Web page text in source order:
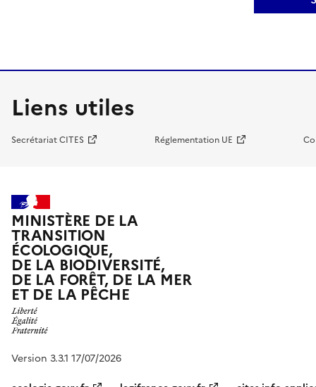
Liens utiles
Secrétariat CITES Réglementation UE
MINISTÈRE DE LA
TRANSITION
ÉCOLOGIQUE,
DE LA BIODIVERSITÉ,
DE LA FORÊT, DE LA MER
ET DE LA PÊCHE
Version 3.3.1 17/07/2026